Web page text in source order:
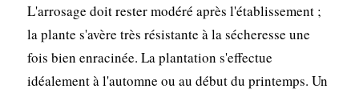
L'arrosage doit rester modéré après l'établissement ;
la plante s'avère très résistante à la sécheresse une
fois bien enracinée. La plantation s'effectue
idéalement à l'automne ou au début du printemps. Un